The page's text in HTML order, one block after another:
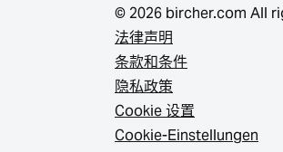
© 2026 bircher.com All
法律声明
条款和条件
隐私政策
Cookie 设置
Cookie-Einstellungen